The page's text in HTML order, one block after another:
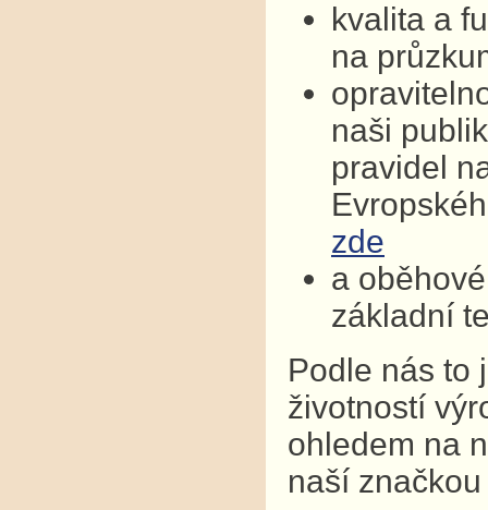
kvalita a
na
naši
pravidel
zde
a
základní
Podle nás to
životností
ohledem na
naší